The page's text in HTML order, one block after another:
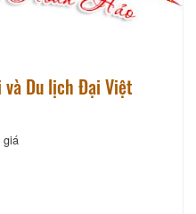
và Du lịch Đại Việt
giá